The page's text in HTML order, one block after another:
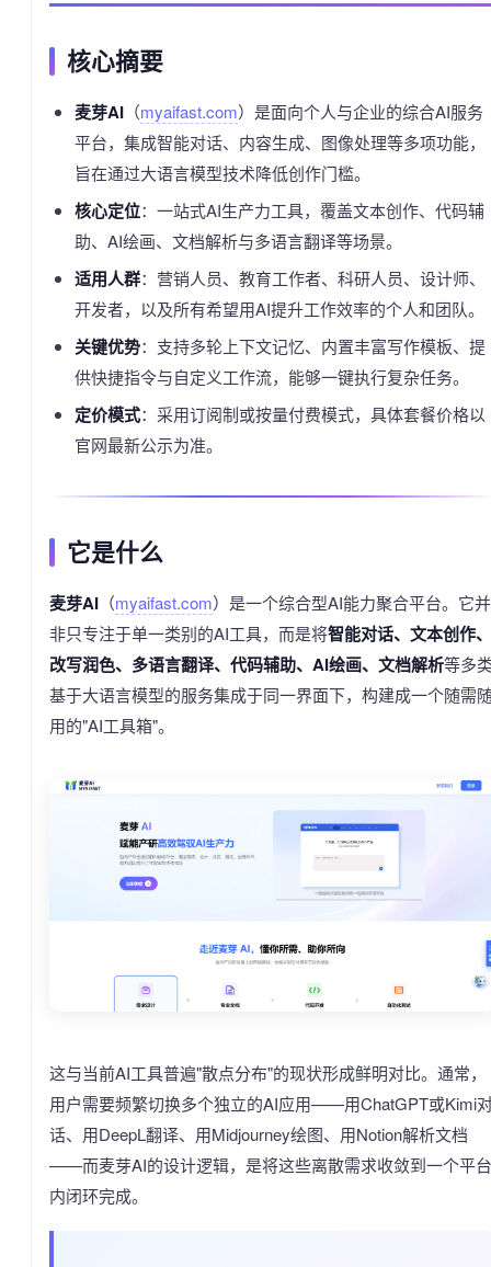
核心摘要
麦芽AI（myaifast.com）是面向个人与企业的综合AI服务
平台，集成智能对话、内容生成、图像处理等多项功能，
旨在通过大语言模型技术降低创作门槛。
核心定位：一站式AI生产力工具，覆盖文本创作、代码辅
助、AI绘画、文档解析与多语言翻译等场景。
适用人群：营销人员、教育工作者、科研人员、设计师、
开发者，以及所有希望用AI提升工作效率的个人和团队。
关键优势：支持多轮上下文记忆、内置丰富写作模板、提
供快捷指令与自定义工作流，能够一键执行复杂任务。
定价模式：采用订阅制或按量付费模式，具体套餐价格以
官网最新公示为准。
它是什么
麦芽AI （myaifast.com）是一个综合型AI能力聚合平台。它并
非只专注于单一类别的AI工具，而是将智能对话、文本创作、
改写润色、多语言翻译、代码辅助、AI绘画、文档解析等多
基于大语言模型的服务集成于同一界面下，构建成一个随需
用的"AI工具箱"。
这与当前AI工具普遍"散点分布"的现状形成鲜明对比。通常，
用户需要频繁切换多个独立的AI应用——用ChatGPT或Kimi
话、用DeepL翻译、用Midjourney绘图、用Notion解析文档
——而麦芽AI的设计逻辑，是将这些离散需求收敛到一个平台
内闭环完成。